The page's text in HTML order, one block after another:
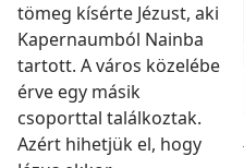
tömeg kísérte Jézust, aki
Kapernaumból Nainba
tartott. A város közelébe
érve egy másik
csoporttal találkoztak.
Azért hihetjük el, hogy